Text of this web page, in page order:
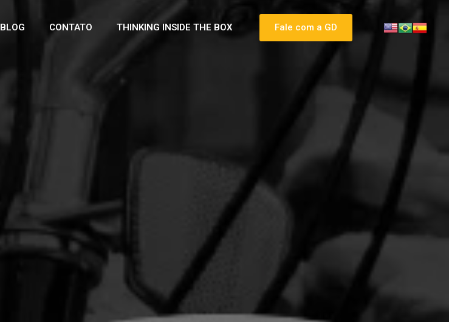
BLOG CONTATO THINKING INSIDE THE BOX Fale com a GD